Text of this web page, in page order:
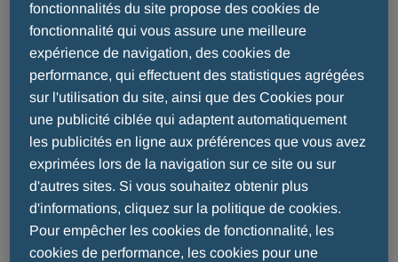
Ethique et Transparence
Bienvenue sur notre page dédiée à nos
engagements et à notre exigence de
transparence dans la conduite de nos activités.
En tant qu'acteur responsable, nous considérons
que ces principes nous obligent auprès des
patients, des professionnels de santé, et de nos
partenaires du monde de la santé.
fonctionnalités du site propose des cookies de
fonctionnalité qui vous assure une meilleure
expérience de navigation, des cookies de
performance, qui effectuent des statistiques agrégées
sur l'utilisation du site, ainsi que des Cookies pour
une publicité ciblée qui adaptent automatiquement
les publicités en ligne aux préférences que vous avez
exprimées lors de la navigation sur ce site ou sur
d'autres sites. Si vous souhaitez obtenir plus
d'informations, cliquez sur la politique de cookies.
Pour empêcher les cookies de fonctionnalité, les
cookies de performance, les cookies pour une